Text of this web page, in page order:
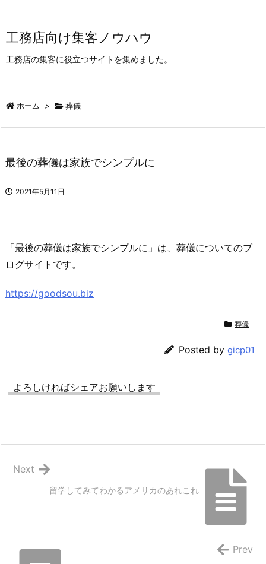
工務店向け集客ノウハウ
工務店の集客に役立つサイトを集めました。
ホーム > 葬儀
最後の葬儀は家族でシンプルに
2021年5月11日
「最後の葬儀は家族でシンプルに」は、葬儀についてのブ
ログサイトです。
https://goodsou.biz
葬儀
Posted by gicp01
よろしければシェアお願いします
留学してみてわかるアメリカのあれこれ
Next
Prev